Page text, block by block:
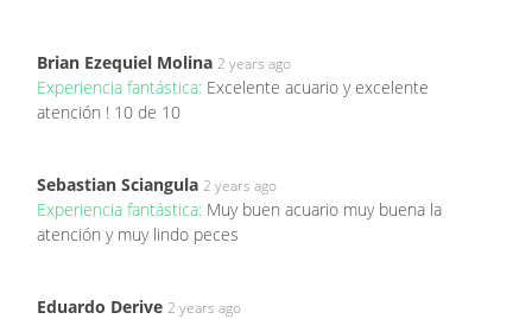
Brian Ezequiel Molina 2 years ago
Experiencia fantástica: Excelente acuario y excelente
atención ! 10 de 10
Sebastian Sciangula 2 years ago
Experiencia fantástica: Muy buen acuario muy buena la
atención y muy lindo peces
Eduardo Derive 2 years ago